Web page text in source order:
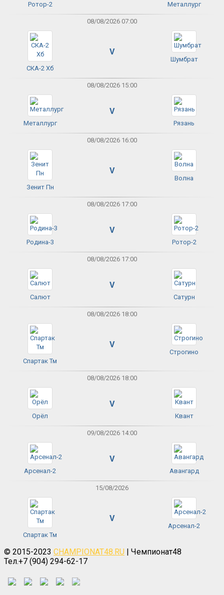
Ротор-2 Металлург
08/08/2026 07:00
СКА-2 Хб
V
Шумбрат
08/08/2026 15:00
Металлург
V
Рязань
08/08/2026 16:00
Зенит Пн
V
Волна
08/08/2026 17:00
Родина-3
V
Ротор-2
08/08/2026 17:00
Салют
V
Сатурн
08/08/2026 18:00
Спартак Тм
V
Строгино
08/08/2026 18:00
Орёл
V
Квант
09/08/2026 14:00
Арсенал-2
V
Авангард
15/08/2026
Спартак Тм
V
Арсенал-2
© 2015-2023 CHAMPIONAT48.RU | Чемпионат48
Тел.+7 (904) 294-62-17